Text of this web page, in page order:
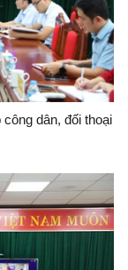
dân, đối thoại